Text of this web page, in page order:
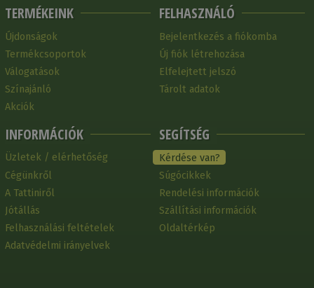
TERMÉKEINK
Újdonságok
Termékcsoportok
Válogatások
Színajánló
Akciók
INFORMÁCIÓK
Üzletek / elérhetőség
Cégünkről
A Tattiniről
Jótállás
Felhasználási feltételek
Adatvédelmi irányelvek
FELHASZNÁLÓ
Bejelentkezés a fiókomba
Új fiók létrehozása
Elfelejtett jelszó
Tárolt adatok
SEGÍTSÉG
Kérdése van?
Súgócikkek
Rendelési információk
Szállítási információk
Oldaltérkép